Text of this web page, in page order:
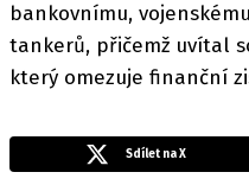
bankovnímu,
tankerů, přičemž uvítal
který omezuje finanční
Sdílet na X